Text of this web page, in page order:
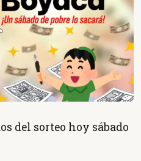
del sorteo hoy sábado